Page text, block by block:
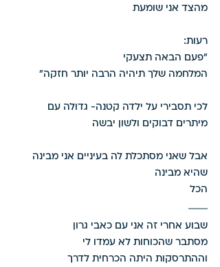
מהצד אני שומעת
רעות:
"פעם הבאה תצעקי
המלחמה שלך תיהיה הרבה יותר חזקה"
לכי תסבירי על ילדה קטנה- גדולה עם
מיתרים דבוקים ולשון יבשה
אבל שאני מסתכלת לה בעיניים אני מבינה
שהיא מבינה
הכל
שבוע אחרי זה אני עם כאבי גרון
מסתבר שהכוחות לא עמדו לי
וההתרסקות היתה הכרחית לדרך